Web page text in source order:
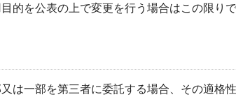
的を公表の上で変更を行う場合はこの限りで
は一部を第三者に委託する場合、その適